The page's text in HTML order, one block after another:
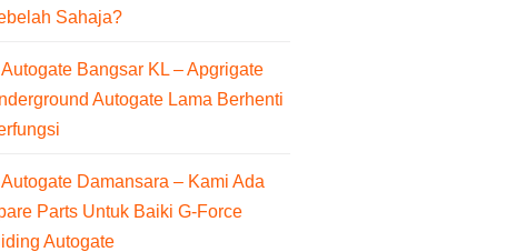
Sahaja?
Autogate Bangsar KL – Apgrigate
Autogate Lama Berhenti
Autogate Damansara – Kami Ada
Parts Untuk Baiki G-Force
Autogate